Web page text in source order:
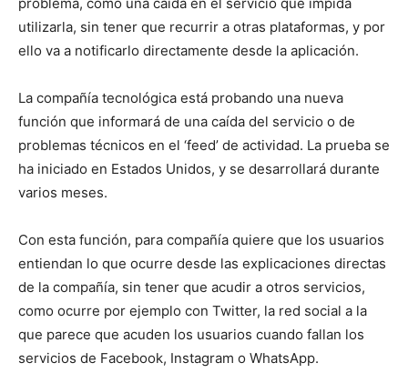
utilizarla, sin tener que recurrir a otras plataformas, y por
ello va a notificarlo directamente desde la aplicación.
La compañía tecnológica está probando una nueva
función que informará de una caída del servicio o de
problemas técnicos en el ‘feed’ de actividad. La prueba se
ha iniciado en Estados Unidos, y se desarrollará durante
varios meses.
Con esta función, para compañía quiere que los usuarios
entiendan lo que ocurre desde las explicaciones directas
de la compañía, sin tener que acudir a otros servicios,
como ocurre por ejemplo con Twitter, la red social a la
que parece que acuden los usuarios cuando fallan los
servicios de Facebook, Instagram o WhatsApp.